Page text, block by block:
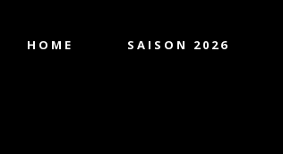
HOME SAISON 2026